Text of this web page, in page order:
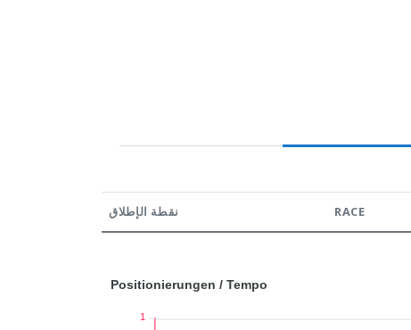
نقطة الإطلاق RACE
Positionierungen / Tempo
1